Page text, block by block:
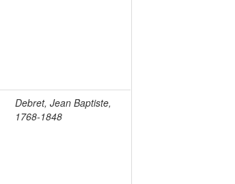
Debret, Jean Baptiste,
1768-1848